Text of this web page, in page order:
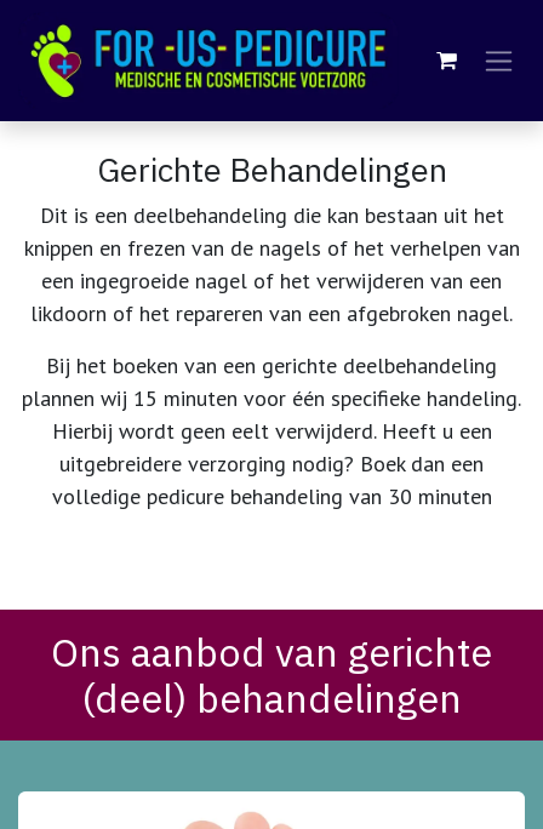
Gerichte Behandelingen
Dit is een deelbehandeling die kan bestaan uit het
knippen en frezen van de nagels of het verhelpen van
een ingegroeide nagel of het verwijderen van een
likdoorn of het repareren van een afgebroken nagel.
Bij het boeken van een gerichte deelbehandeling
plannen wij 15 minuten voor één specifieke handeling.
Hierbij wordt geen eelt verwijderd. Heeft u een
uitgebreidere verzorging nodig? Boek dan een
volledige pedicure behandeling van 30 minuten
Ons aanbod van gerichte
(deel) behandelingen